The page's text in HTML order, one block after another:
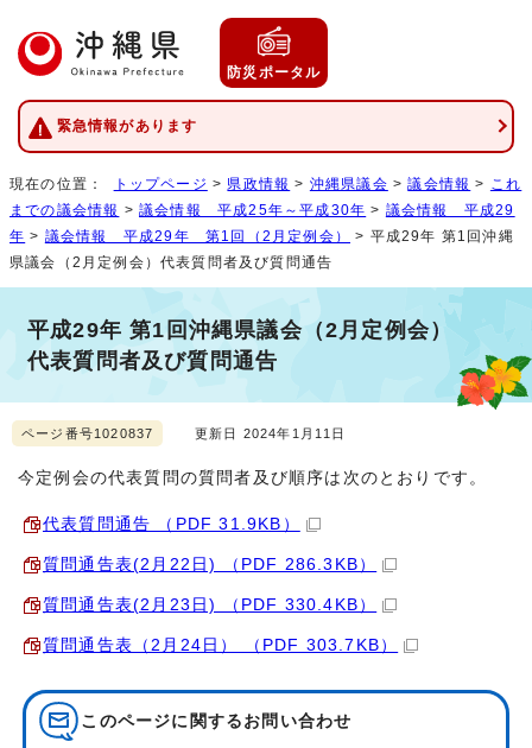
防災ポータル
緊急情報があります
現在の位置： トップページ > 県政情報 > 沖縄県議会 >議会情報 >
これ
までの議会情報 >議会情報 平成25年～平成30年 > 議会情報 平成29
年 > 議会情報 平成29年 第1回（2月定例会）
> 平成29年 第1回沖縄
県議会（2月定例会）代表質問者及び質問通告
平成29年 第1回沖縄県議会（2月定例会）
代表質問者及び質問通告
ページ番号1020837 更新日 2024年1月11日
今定例会の代表質問の質問者及び順序は次のとおりです。
代表質問通告 （PDF 31.9KB）
質問通告表(2月22日) （PDF 286.3KB）
質問通告表(2月23日) （PDF 330.4KB）
質問通告表（2月24日） （PDF 303.7KB）
このページに関する お問い合わせ